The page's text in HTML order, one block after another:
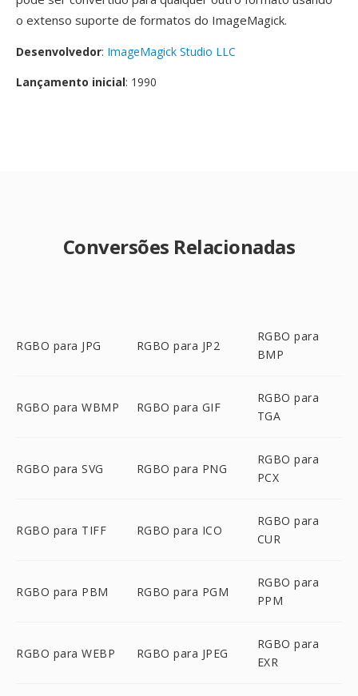
o extenso suporte de formatos do ImageMagick.
Desenvolvedor: ImageMagick Studio LLC
Lançamento inicial: 1990
Conversões Relacionadas
RGBO para JPG RGBO para JP2
RGBO para
BMP
RGBO para WBMP RGBO para GIF
RGBO para
TGA
RGBO para SVG RGBO para PNG
RGBO para
PCX
RGBO para TIFF RGBO para ICO
RGBO para
CUR
RGBO para PBM RGBO para PGM
RGBO para
PPM
RGBO para WEBP RGBO para JPEG
RGBO para
EXR